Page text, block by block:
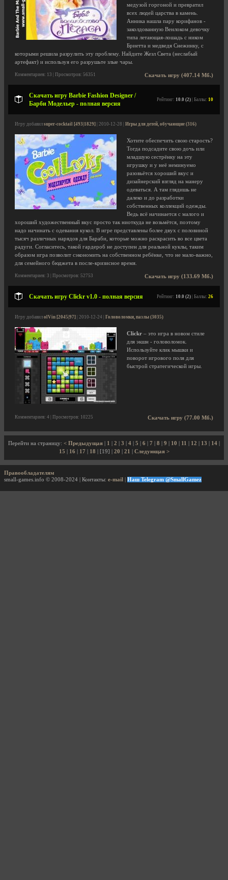
медузой горгоной и превратил
всех людей царства в камень.
Анника нашла пару корифанов -
заколдованную Венлоком девочку
типа летающая-лошадь с ником
Бриетта и медведя Снежинку, с
которыми решила разрулить эту проблему. Найдите Жезл Света (неслабый
артефакт) и используя его разрушьте злые чары.
Скачать игру (407.14 Мб.)
Комментариев: 13 | Просмотров: 56351
Скачать игру Barbie Fashion Designer /
Барби Модельер - полная версия
Рейтинг: 10.0 (2) | Баллы: 10
Игру добавил super-cocktail [493|1829] | 2010-12-28 | Игры для детей, обучающие (316)
Хотите обеспечить свою старость?
Тогда подсадите свою дочь или
младшую сестрёнку на эту
игрушку и у неё неминуемо
разовьётся хороший вкус и
дизайнерский взгляд на манеру
одеваться. А там глядишь не
далеко и до разработки
собственных коллекций одежды.
Ведь всё начинается с малого и
хороший художественный вкус просто так ниоткуда не возьмётся, поэтому
надо начинать с одевания кукол. В игре представлены более двух с половиной
тысяч различных нарядов для Бараби, которые можно раскрасить во все цвета
радуги. Согласитесь, такой гардероб не доступен для реальной куклы, таким
образом игра позволит сэкономить на собственном ребёнке, что не мало-важно,
для семейного бюджета в после-кризисное время.
Скачать игру (133.69 Мб.)
Комментариев: 3 | Просмотров: 52753
Скачать игру Clickr v1.0 - полная версия Рейтинг: 10.0 (2) | Баллы: 26
Игру добавил olVin [2045|97] | 2010-12-24 | Головоломки, пазлы (3035)
Clickr – это игра в новом стиле
для экшн - головоломок.
Используйте клик мышки и
поворот игрового поля для
быстрой стратегической игры.
Скачать игру (77.00 Мб.)
Комментариев: 4 | Просмотров: 10225
Перейти на страницу: < Предыдущая 1 2 3 4 5 6 7 8 9 10 11 12 13 14
15
16 17 18 | [19] | 20 21 Следующая >
Правообладателям
small-games.info © 2008-2024 | Контакты: e-mail Наш Telegram @SmallGamez